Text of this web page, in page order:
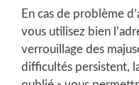
En cas de problème
vous utilisez bien
verrouillage des
difficultés persistent,